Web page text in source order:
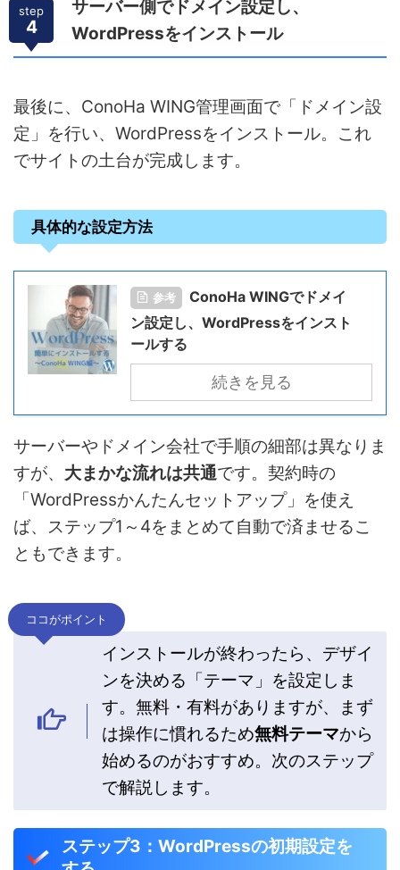
step
4
サーバー側でドメイン設定し、
WordPressをインストール
最後に、ConoHa WING管理画面で「ドメイン設
定」を行い、WordPressをインストール。これ
でサイトの土台が完成します。
具体的な設定方法
参考
ConoHa WINGでドメイ
ン設定し、WordPressをインスト
ールする
続きを見る
サーバーやドメイン会社で手順の細部は異なりま
すが、 大まかな流れは共通です。契約時の
「WordPressかんたんセットアップ」を使え
ば、ステップ1～4をまとめて自動で済ませるこ
ともできます。
ココがポイント
インストールが終わったら、デザイ
ンを決める「テーマ」を設定しま
す。無料・有料がありますが、まず
は操作に慣れるため無料テーマから
始めるのがおすすめ。次のステップ
で解説します。
ステップ3：WordPressの初期設定を